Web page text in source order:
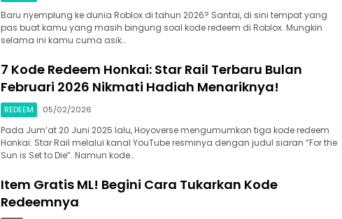
Baru nyemplung ke dunia Roblox di tahun 2026? Santai, di sini tempat yang
pas buat kamu yang masih bingung soal kode redeem di Roblox. Mungkin
selama ini kamu cuma asik…
7 Kode Redeem Honkai: Star Rail Terbaru Bulan
Februari 2026 Nikmati Hadiah Menariknya!
REDEEM 05/02/2026
Pada Jum’at 20 Juni 2025 lalu, Hoyoverse mengumumkan tiga kode redeem
Honkai: Star Rail melalui kanal YouTube resminya dengan judul siaran “For the
Sun is Set to Die”. Namun kode…
Item Gratis ML! Begini Cara Tukarkan Kode
Redeemnya